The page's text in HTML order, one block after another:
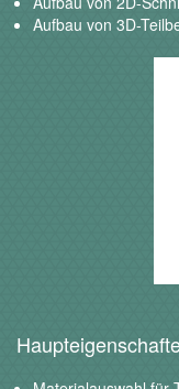
Aufbau von 3D-